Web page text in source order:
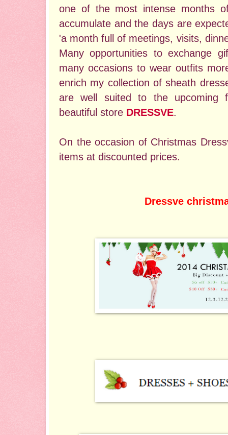
one of the most intense months
accumulate and the days are
'a month full of meetings, visits,
Many opportunities to exchange
many occasions to wear outfits
enrich my collection of sheath
are well suited to the upcoming
beautiful store DRESSVE.
On the occasion of Christmas
items at discounted prices.
Dressve